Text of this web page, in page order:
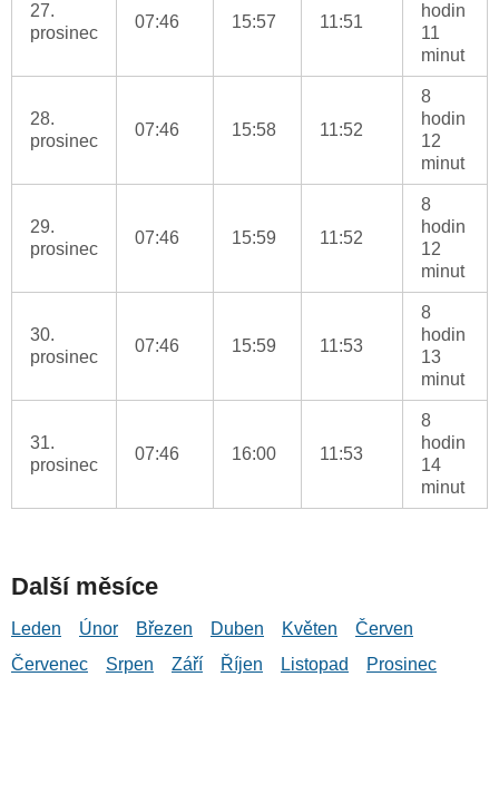
27.
prosinec
07:46 15:57 11:51
hodin
11
minut
28.
prosinec
07:46 15:58 11:52
8
hodin
12
minut
29.
prosinec
07:46 15:59 11:52
8
hodin
12
minut
30.
prosinec
07:46 15:59 11:53
8
hodin
13
minut
31.
prosinec
07:46 16:00 11:53
8
hodin
14
minut
Další měsíce
Leden Únor Březen Duben Květen
Červen
Červenec
Srpen Září Říjen Listopad Prosinec